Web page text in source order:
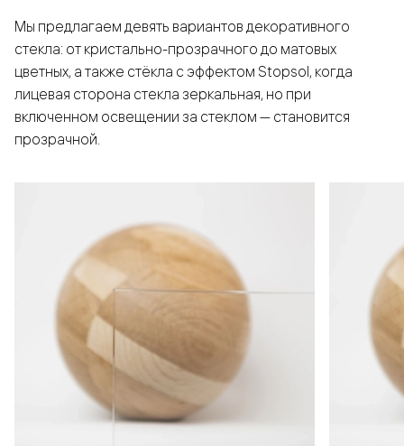
Мы предлагаем девять вариантов декоративного
стекла: от кристально-прозрачного до матовых
цветных, а также стёкла с эффектом Stopsol, когда
лицевая сторона стекла зеркальная, но при
включенном освещении за стеклом — становится
прозрачной.